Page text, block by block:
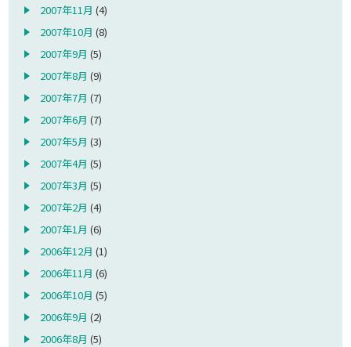
2007年11月 (4)
2007年10月 (8)
2007年9月 (5)
2007年8月 (9)
2007年7月 (7)
2007年6月 (7)
2007年5月 (3)
2007年4月 (5)
2007年3月 (5)
2007年2月 (4)
2007年1月 (6)
2006年12月 (1)
2006年11月 (6)
2006年10月 (5)
2006年9月 (2)
2006年8月 (5)